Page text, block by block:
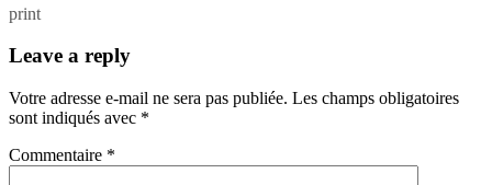
print
Leave a reply
Votre adresse e-mail ne sera pas publiée. Les champs obligatoires
sont indiqués avec *
Commentaire *